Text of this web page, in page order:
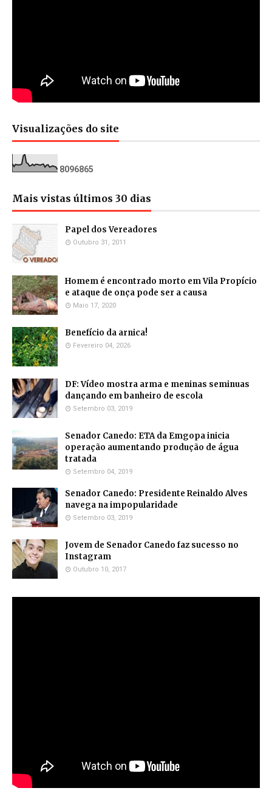
Visualizações do site
8096865
Mais vistas últimos 30 dias
Papel dos Vereadores
Outubro 31, 2011
Homem é encontrado morto em Vila Propício
e ataque de onça pode ser a causa
Maio 17, 2020
Benefício da arnica!
Fevereiro 04, 2026
DF: Vídeo mostra arma e meninas seminuas
dançando em banheiro de escola
Setembro 03, 2019
Senador Canedo: ETA da Emgopa inicia
operação aumentando produção de água
tratada
Setembro 04, 2019
Senador Canedo: Presidente Reinaldo Alves
navega na impopularidade
Setembro 03, 2019
Jovem de Senador Canedo faz sucesso no
Instagram
Outubro 10, 2017